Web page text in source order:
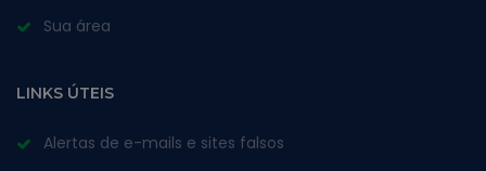
Sua área
LINKS ÚTEIS
Alertas de e-mails e sites falsos